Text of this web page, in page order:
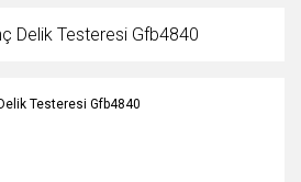
Delik Testeresi Gfb4840